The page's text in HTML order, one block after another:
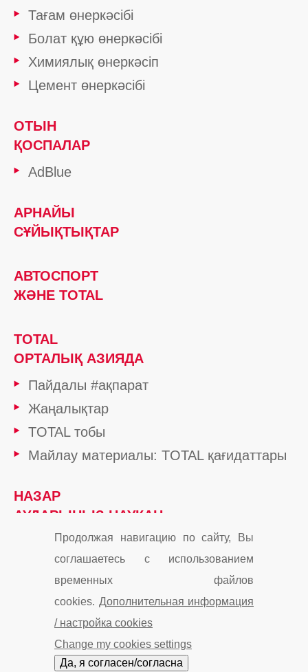
Тағам өнеркәсібі
Болат құю өнеркәсібі
Химиялық өнеркәсіп
Цемент өнеркәсібі
ОТЫН
ҚОСПАЛАР
AdBlue
АРНАЙЫ
СҰЙЫҚТЫҚТАР
АВТОСПОРТ
ЖӘНЕ TOTAL
TOTAL
ОРТАЛЫҚ АЗИЯДА
Пайдалы #ақпарат
Жаңалықтар
TOTAL тобы
Майлау материалы: TOTAL қағидаттары
НАЗАР
АУДАРЫҢЫЗ НАУҚАН
Cookies Карта сайта
Мы в Instagram Мы в Facebook
Cookie and privacy
© «ТОТАЛЬ Маркетинг Сервисес Казахстан» 2019
Продолжая навигацию по сайту, Вы
соглашаетесь с использованием
временных файлов
cookies. Дополнительная информация
/ настройка cookies
Change my cookies settings
Да, я согласен/согласна